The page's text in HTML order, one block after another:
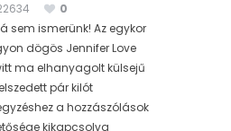
0
sem ismerünk! Az egykor
dögös Jennifer Love
ma elhanyagolt külsejű
pár kilót
a hozzászólások
kikapcsolva